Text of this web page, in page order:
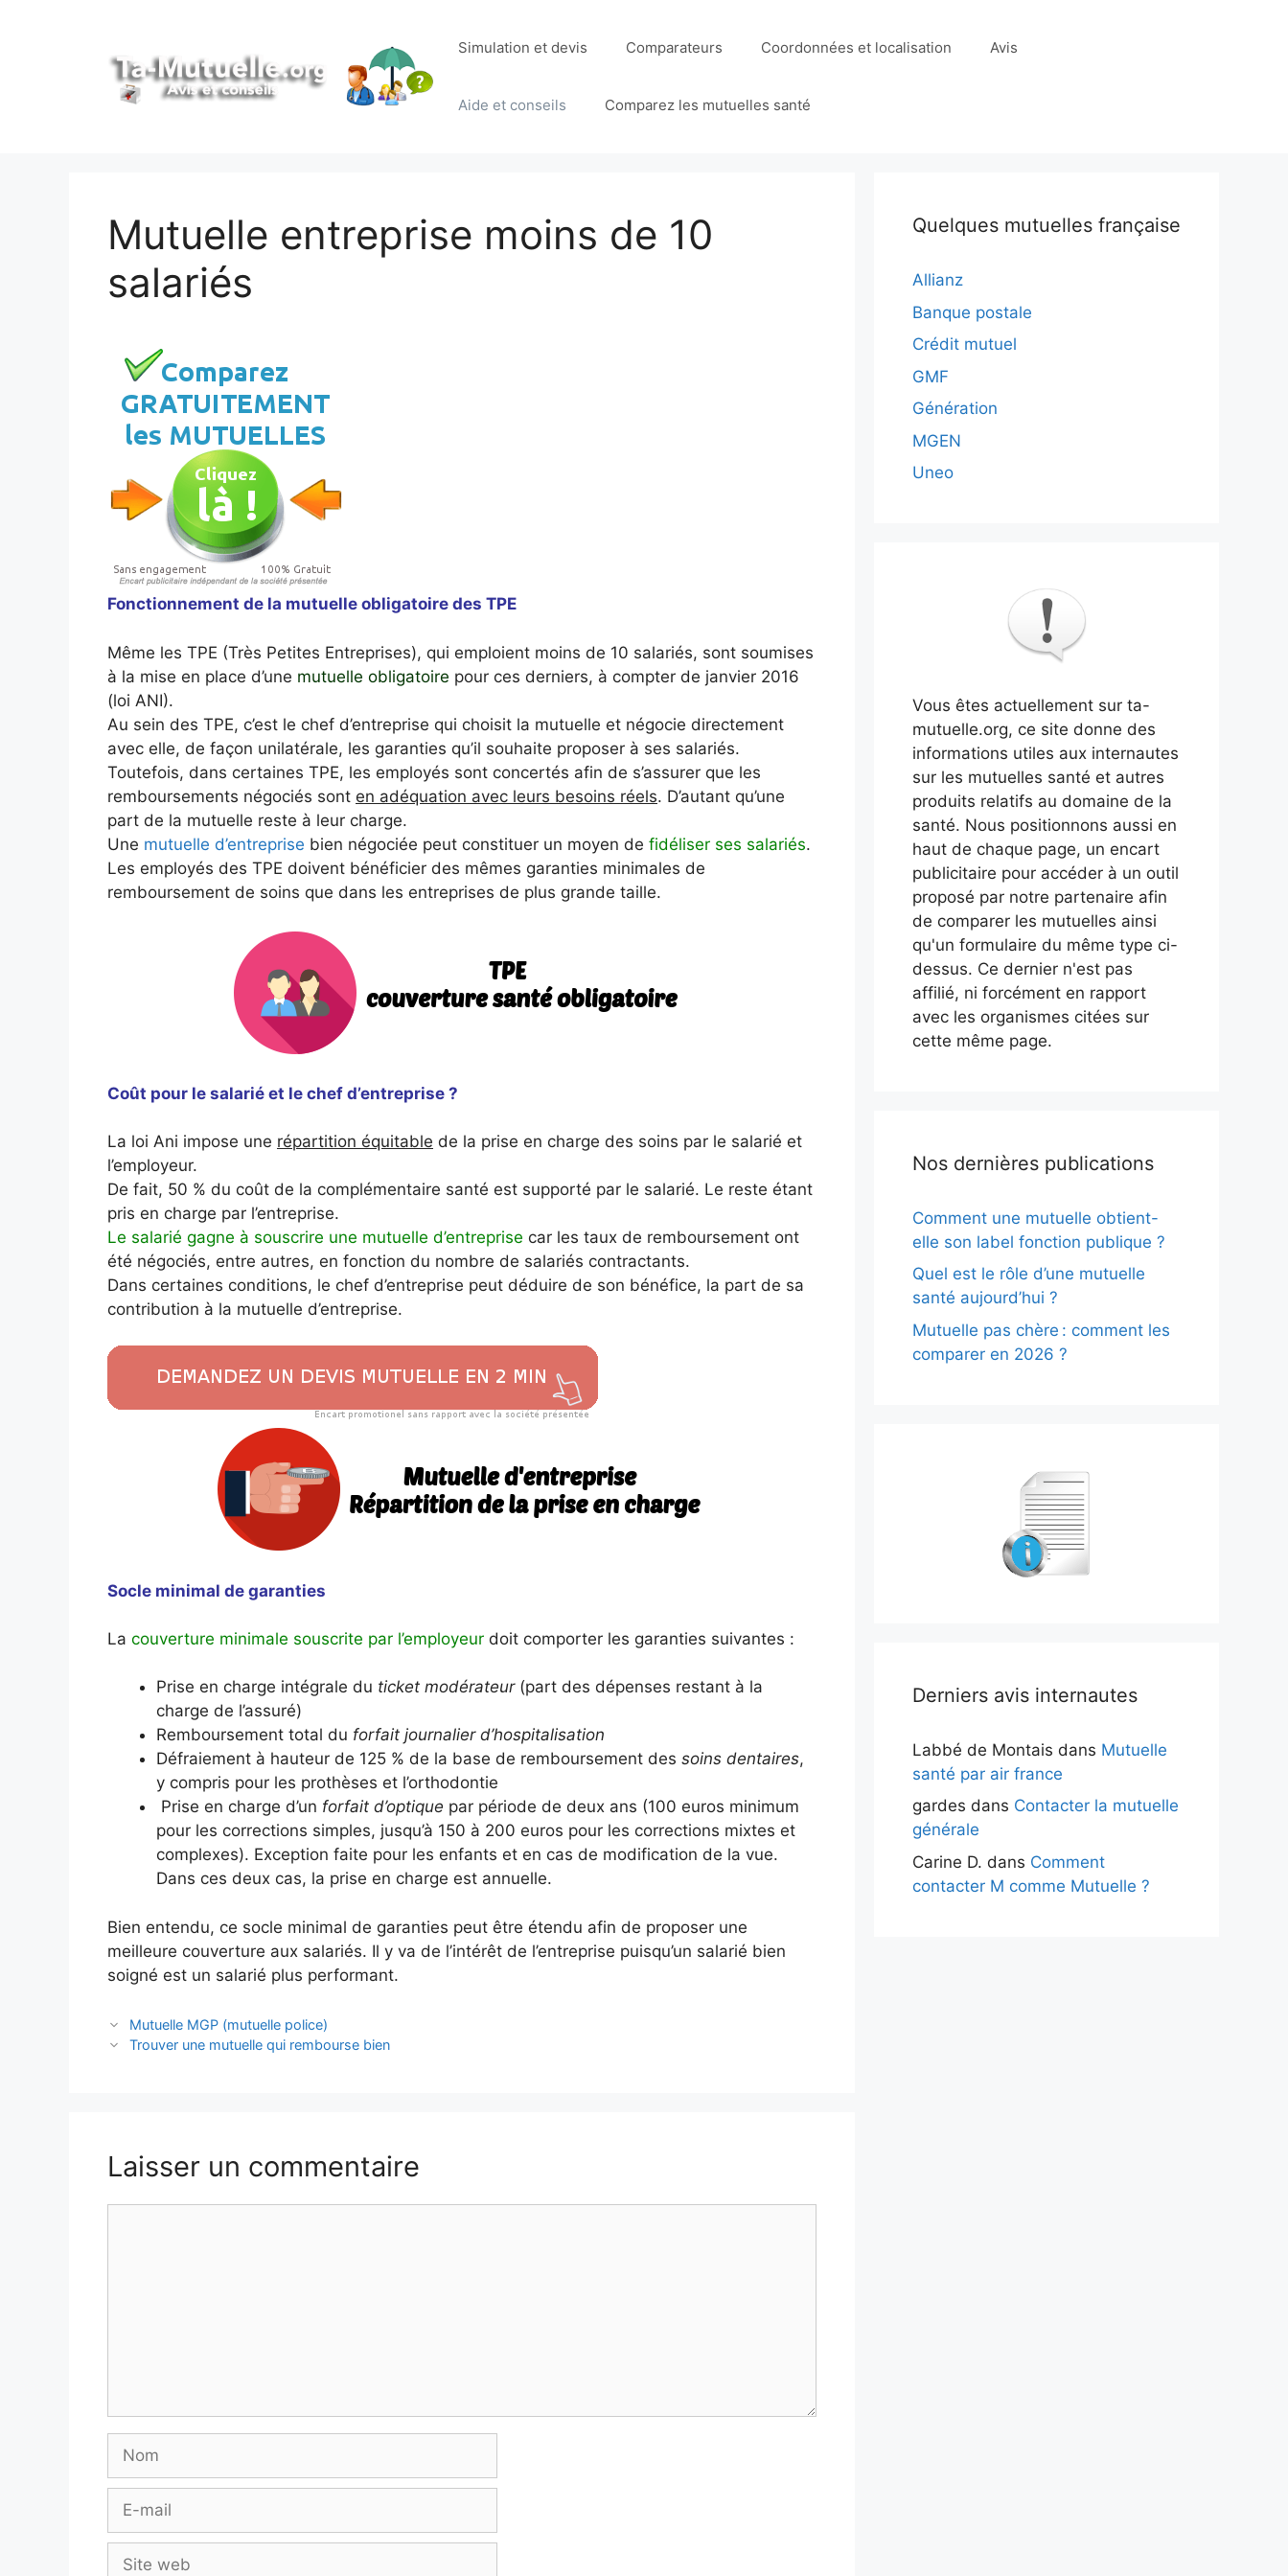
Simulation et devis Comparateurs Coordonnées et localisation Avis
Aide et conseils Comparez les mutuelles santé
Mutuelle entreprise moins de 10
salariés
Fonctionnement de la mutuelle obligatoire des TPE
Même les TPE (Très Petites Entreprises), qui emploient moins de 10 salariés, sont soumises
à la mise en place d’une mutuelle obligatoire pour ces derniers, à compter de janvier 2016
(loi ANI).
Au sein des TPE, c’est le chef d’entreprise qui choisit la mutuelle et négocie directement
avec elle, de façon unilatérale, les garanties qu’il souhaite proposer à ses salariés.
Toutefois, dans certaines TPE, les employés sont concertés afin de s’assurer que les
remboursements négociés sont en adéquation avec leurs besoins réels. D’autant qu’une
part de la mutuelle reste à leur charge.
Une mutuelle d’entreprise bien négociée peut constituer un moyen de fidéliser ses salariés.
Les employés des TPE doivent bénéficier des mêmes garanties minimales de
remboursement de soins que dans les entreprises de plus grande taille.
Coût pour le salarié et le chef d’entreprise ?
La loi Ani impose une répartition équitable de la prise en charge des soins par le salarié et
l’employeur.
De fait, 50 % du coût de la complémentaire santé est supporté par le salarié. Le reste étant
pris en charge par l’entreprise.
Le salarié gagne à souscrire une mutuelle d’entreprise car les taux de remboursement ont
été négociés, entre autres, en fonction du nombre de salariés contractants.
Dans certaines conditions, le chef d’entreprise peut déduire de son bénéfice, la part de sa
contribution à la mutuelle d’entreprise.
Socle minimal de garanties
La couverture minimale souscrite par l’employeur doit comporter les garanties suivantes :
Prise en charge intégrale du ticket modérateur(part des dépenses restant à la
charge de l’assuré)
Remboursement total du forfait journalier d’hospitalisation
Défraiement à hauteur de 125 % de la base de remboursement des soins dentaires,
y compris pour les prothèses et l’orthodontie
Prise en charge d’un forfait d’optique par période de deux ans (100 euros minimum
pour les corrections simples, jusqu’à 150 à 200 euros pour les corrections mixtes et
complexes). Exception faite pour les enfants et en cas de modification de la vue.
Dans ces deux cas, la prise en charge est annuelle.
Bien entendu, ce socle minimal de garanties peut être étendu afin de proposer une
meilleure couverture aux salariés. Il y va de l’intérêt de l’entreprise puisqu’un salarié bien
soigné est un salarié plus performant.
Navigation
des
Mutuelle MGP (mutuelle police)
Trouver une mutuelle qui rembourse bien
Laisser un commentaire
Nom
Site
Quelques mutuelles française
Allianz
Banque postale
Crédit mutuel
GMF
Génération
MGEN
Uneo
Vous êtes actuellement sur ta-
mutuelle.org, ce site donne des
informations utiles aux internautes
sur les mutuelles santé et autres
produits relatifs au domaine de la
santé. Nous positionnons aussi en
haut de chaque page, un encart
publicitaire pour accéder à un outil
proposé par notre partenaire afin
de comparer les mutuelles ainsi
qu'un formulaire du même type ci-
dessus. Ce dernier n'est pas
affilié, ni forcément en rapport
avec les organismes citées sur
cette même page.
Nos dernières publications
Comment une mutuelle obtient-
elle son label fonction publique ?
Quel est le rôle d’une mutuelle
santé aujourd’hui ?
Mutuelle pas chère : comment les
comparer en 2026 ?
Derniers avis internautes
Labbé de Montais dans Mutuelle
santé par air france
gardes dans Contacter la mutuelle
générale
Carine D. dans Comment
contacter M comme Mutuelle ?